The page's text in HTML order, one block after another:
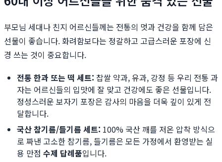
부모님 세대나 친지 어르신들께는 전통의 멋과 건강을 함께 담은
선물이 좋습니다. 화려함보다는 정갈하고 고급스러운 포장에 신
경 쓰는 것이 중요합니다.
전통 한과 또는 떡 세트: 찹쌀 약과, 유과, 강정 등 우리 전통 과
자는 어르신들의 입맛에 잘 맞고 건강에도 좋은 선물입니다.
정성스러운 보자기 포장은 감사의 마음을 더욱 깊이 있게 전
달합니다.
국산 참기름/들기름 세트: 100% 국산 깨를 저온 압착 방식으
로 짜낸 고소한 참기름, 들기름은 모든 가정에서 환영받는 실
용 만점 수제 답례품입니다.